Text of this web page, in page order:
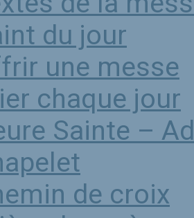
du jour
une messe
chaque jour
Sainte –
de croix